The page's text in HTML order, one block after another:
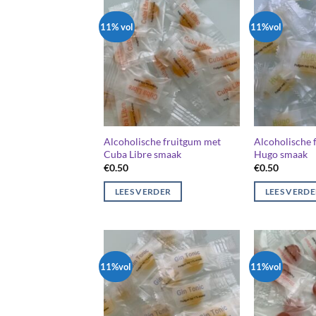
11% vol
Alcoholische fruitgum met
Cuba Libre smaak
€0.50
LEES VERDER
11%vol
Alcoholische
Hugo smaak
€0.50
LEES
11%vol 11%vol